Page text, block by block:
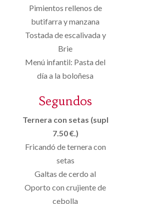
Pimientos rellenos de
butifarra y manzana
Tostada de escalivada y
Brie
Menú infantil: Pasta del
día a la boloñesa
Segundos
Ternera con setas (supl
7.50 €.)
Fricandó de ternera con
setas
Galtas de cerdo al
Oporto con crujiente de
cebolla